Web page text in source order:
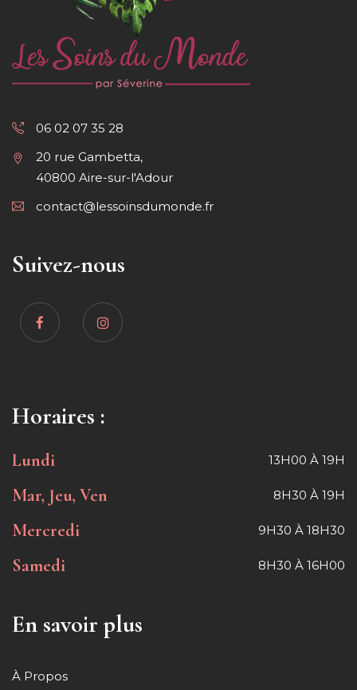
06 02 07 35 28
20 rue Gambetta,
40800 Aire-sur-l'Adour
contact@lessoinsdumonde.fr
Suivez-nous
Horaires :
Lundi 13H00 À 19H
Mar, Jeu, Ven 8H30 À 19H
Mercredi 9H30 À 18H30
Samedi 8H30 À 16H00
En savoir plus
À Propos